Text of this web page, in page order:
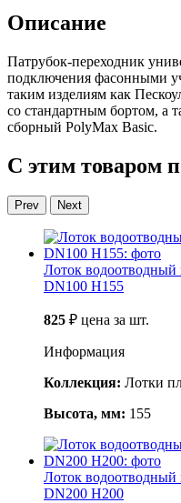
Описание
Патрубок-переходник
подключения фасонными
таким изделиям как
со стандартным бортом, а
сборный PolyMax Basic.
С этим товаром
Prev Next
Лоток водоотводный
DN100 H155
825 ₽ цена за шт.
Информация
Коллекция: Лотки
Высота, мм: 155
Лоток водоотводный
DN200 H200